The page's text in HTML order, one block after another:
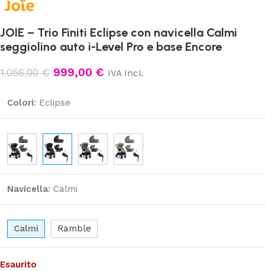
JOIE – Trio Finiti Eclipse con navicella Calmi
seggiolino auto i-Level Pro e base Encore
1.056,00€ 999,00 € IVA Incl.
Colori: Eclipse
Navicella: Calmi
Calmi Ramble
Esaurito